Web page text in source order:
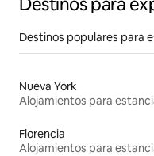
Destinos populares para
Nueva York
Florencia